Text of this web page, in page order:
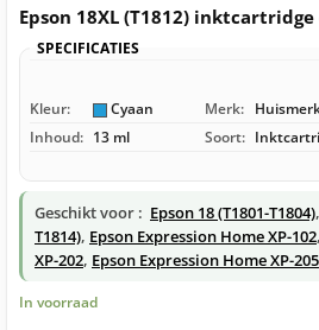
Epson 18XL (T1812)
SPECIFICATIES
Kleur: Cyaan Merk:
Inhoud: 13 ml Soort:
Geschikt voor : Epson 18 (T1801-T1804),
T1814), Epson Expression Home XP-102,
XP-202, Epson Expression Home XP-205
In voorraad